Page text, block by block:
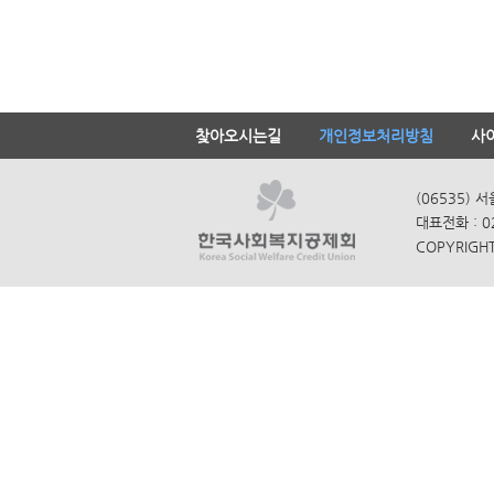
찾아오시는길 개인정보처리방침 사
(06535) 서
대표전화 :